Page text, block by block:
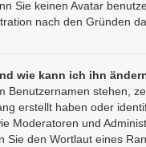
Sie keinen Avatar
nach den Gründen
wie kann ich ihn
Benutzernamen stehen,
erstellt haben oder
Moderatoren und
Sie den Wortlaut eines